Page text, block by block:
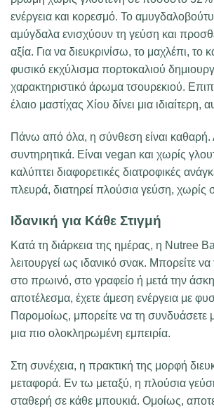
ενέργεια και κορεσμό. Το
αμύγδαλα ενισχύουν τη γεύση και
αξία. Για να διευκρινίσω, το μαχλέπι, το
φυσικό εκχύλισμα πορτοκαλιού
χαρακτηριστικό άρωμα τσουρεκιού.
έλαιο μαστίχας Χίου δίνει μια ιδιαίτερη,
Πάνω από όλα, η σύνθεση είναι καθαρή.
συντηρητικά. Είναι vegan και χωρίς
καλύπτει διαφορετικές διατροφικές
πλευρά, διατηρεί πλούσια γεύση, χωρίς
Ιδανική για Κάθε Στιγμή
Κατά τη διάρκεια της ημέρας, η Nutree
λειτουργεί ως ιδανικό σνακ. Μπορείτε
στο πρωινό, στο γραφείο ή μετά την
αποτέλεσμα, έχετε άμεση ενέργεια με
Παρομοίως, μπορείτε να τη συνδυάσετε
μια πιο ολοκληρωμένη εμπειρία.
Στη συνέχεια, η πρακτική της μορφή
μεταφορά. Εν τω μεταξύ, η πλούσια
σταθερή σε κάθε μπουκιά. Ομοίως,